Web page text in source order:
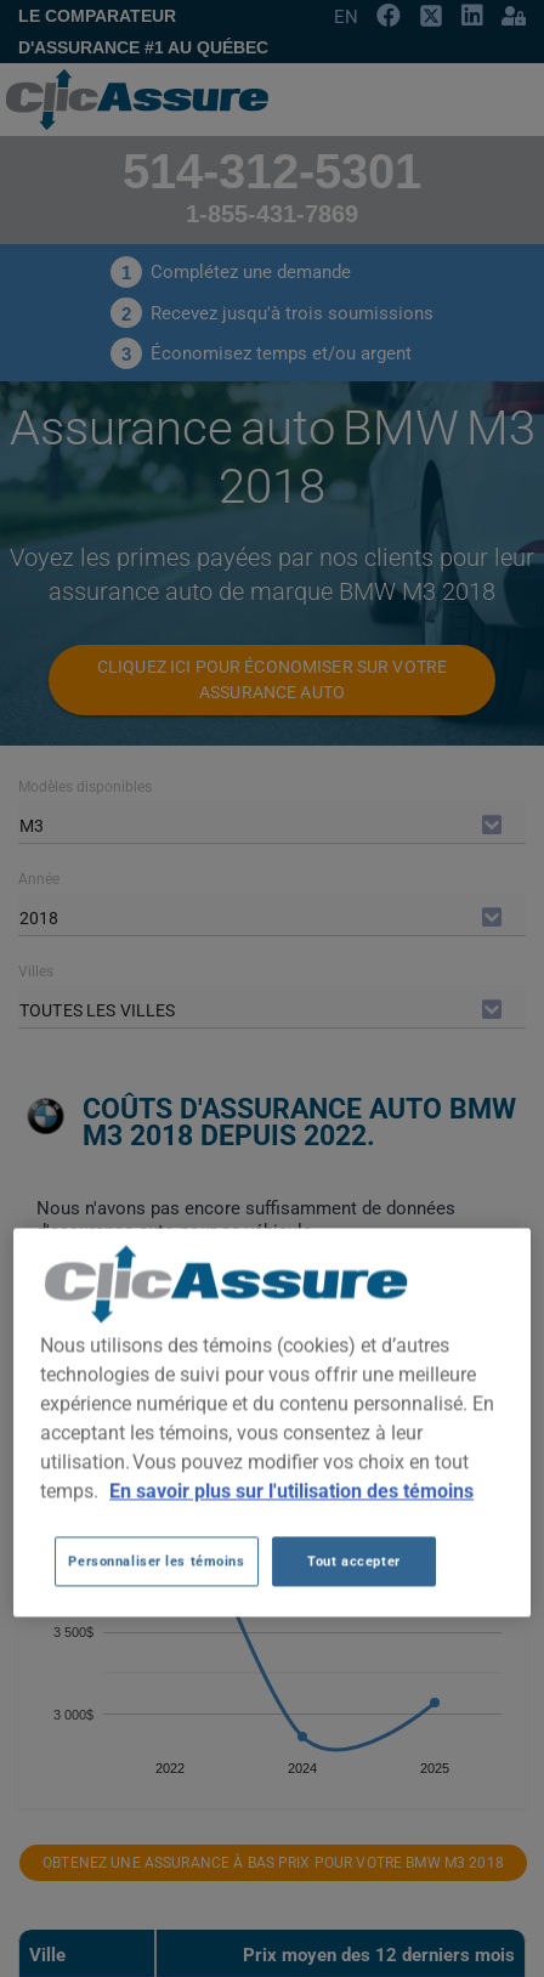
LE COMPARATEUR
D'ASSURANCE #1 AU QUÉBEC
EN
514-312-5301
1-855-431-7869
1 Complétez une demande
2 Recevez jusqu'à trois soumissions
3 Économisez temps et/ou argent
Assurance auto BMW M3
2018
Voyez les primes payées par nos clients pour leur
assurance auto de marque BMW M3 2018
CLIQUEZ ICI POUR ÉCONOMISER SUR VOTRE
ASSURANCE AUTO
Modèles disponibles
M3
Année
2018
Villes
TOUTES LES VILLES
COÛTS D'ASSURANCE AUTO BMW
M3 2018 DEPUIS 2022.
Nous n'avons pas encore suffisamment de données
d'assurance auto pour ce véhicule.
Essayez un autre modèle ou une autre année, ou
commencez une soumission pour un prix personnalisé.
Pour trouver la meilleur assurance pour votre véhicule BMW
M3 2018, il est plus important que jamais de comparer les
options disponibles.
2022 2024 2025
3 000$
3 500$
4 500$
OBTENEZ UNE ASSURANCE À BAS PRIX POUR VOTRE BMW M3 2018
Ville Prix ​​moyen des 12 derniers mois
Nous utilisons des témoins (cookies) et d’autres
technologies de suivi pour vous offrir une meilleure
expérience numérique et du contenu personnalisé. En
acceptant les témoins, vous consentez à leur
utilisation. Vous pouvez modifier vos choix en tout
temps. En savoir plus sur l'utilisation des témoins
Personnaliser les témoins Tout accepter